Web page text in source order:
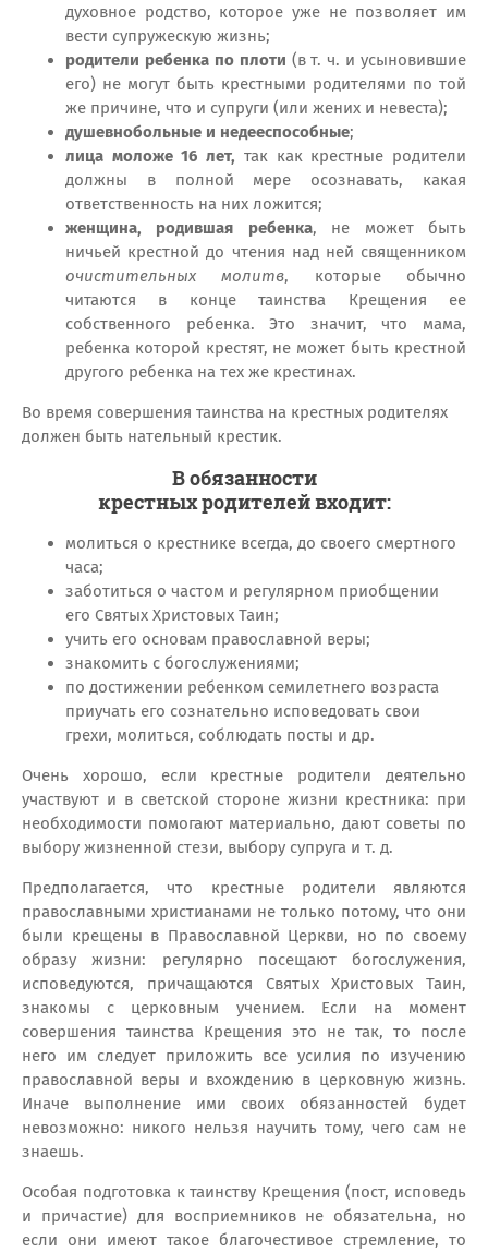
духовное родство, которое уже не позволяет им
вести супружескую жизнь;
родители ребенка по плоти (в т. ч. и усыновившие
его) не могут быть крестными родителями по той
же причине, что и супруги (или жених и невеста);
душевнобольные и недееспособные;
лица моложе 16 лет, так как крестные родители
должны в полной мере осознавать, какая
ответственность на них ложится;
женщина, родившая ребенка, не может быть
ничьей крестной до чтения над ней священником
очистительных молитв, которые обычно
читаются в конце таинства Крещения ее
собственного ребенка. Это значит, что мама,
ребенка которой крестят, не может быть крестной
другого ребенка на тех же крестинах.
Во время совершения таинства на крестных родителях
должен быть нательный крестик.
В обязанности
крестных родителей входит:
молиться о крестнике всегда, до своего смертного
часа;
заботиться о частом и регулярном приобщении
его Святых Христовых Таин;
учить его основам православной веры;
знакомить с богослужениями;
по достижении ребенком семилетнего возраста
приучать его сознательно исповедовать свои
грехи, молиться, соблюдать посты и др.
Очень хорошо, если крестные родители деятельно
участвуют и в светской стороне жизни крестника: при
необходимости помогают материально, дают советы по
выбору жизненной стези, выбору супруга и т. д.
Предполагается, что крестные родители являются
православными христианами не только потому, что они
были крещены в Православной Церкви, но по своему
образу жизни: регулярно посещают богослужения,
исповедуются, причащаются Святых Христовых Таин,
знакомы с церковным учением. Если на момент
совершения таинства Крещения это не так, то после
него им следует приложить все усилия по изучению
православной веры и вхождению в церковную жизнь.
Иначе выполнение ими своих обязанностей будет
невозможно: никого нельзя научить тому, чего сам не
знаешь.
Особая подготовка к таинству Крещения (пост, исповедь
и причастие) для восприемников не обязательна, но
если они имеют такое благочестивое стремление, то